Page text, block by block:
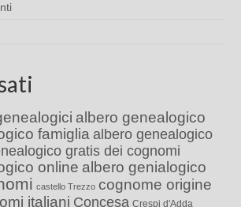
albero genealogico
famiglia albero genealogico
gratis dei cognomi
online albero genialogico
castello Trezzo cognome origine
italiani Concesa Crespi d'Adda